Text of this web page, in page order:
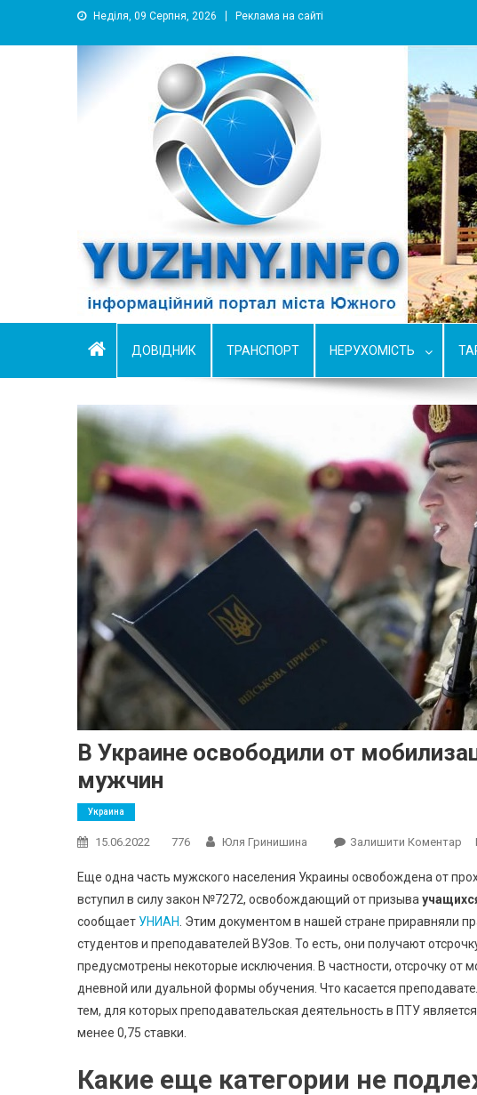
Неділя, 09 Серпня, 2026 Реклама на сайті
YUZHNY.INFO
информационный портал города Южный
ДОВІДНИК ТРАНСПОРТ НЕРУХОМІСТЬ
В Украине освободили от
мужчин
Украина
15.06.2022 776 Юля Гринишина Залишити Коментар
От
Еще одна часть мужского населения Украины освобождена от
вступил в силу закон №7272, освобождающий от призыва
сообщает УНИАН . Этим документом в нашей стране приравняли
студентов и преподавателей ВУЗов. То есть, они получают
предусмотрены некоторые исключения. В частности, отсрочку от
дневной или дуальной формы обучения. Что касается
тем, для которых преподавательская деятельность в ПТУ
менее 0,75 ставки.
Какие еще категории не